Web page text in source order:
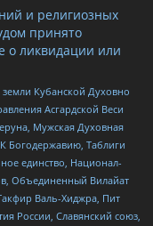
и религиозных
принято
о ликвидации или
Кубанской Духовно
Асгардской Веси
Мужская Духовная
Богодержавию, Таблиги
единство, Национал-
Объединенный Вилайат
Валь-Хиджра, Пит
России, Славянский союз,